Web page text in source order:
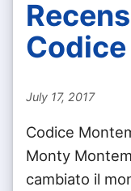
July 17, 2017
Codice
Monty
cambiato il